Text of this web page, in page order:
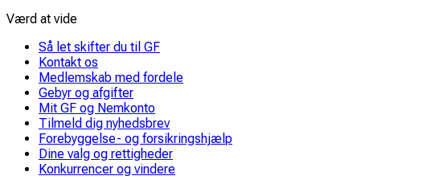
Værd at vide
Så let skifter du til GF
Kontakt os
Medlemskab med fordele
Gebyr og afgifter
Mit GF og Nemkonto
Tilmeld dig nyhedsbrev
Forebyggelse- og forsikringshjælp
Dine valg og rettigheder
Konkurrencer og vindere